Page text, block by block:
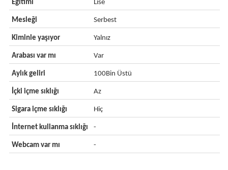
Eğitimi Lise
Mesleği Serbest
Kiminle yaşıyor Yalnız
Arabası var mı Var
Aylık geliri 100Bin Üstü
İçki içme sıklığı Az
Sigara içme sıklığı Hiç
İnternet kullanma sıklığı -
Webcam var mı -